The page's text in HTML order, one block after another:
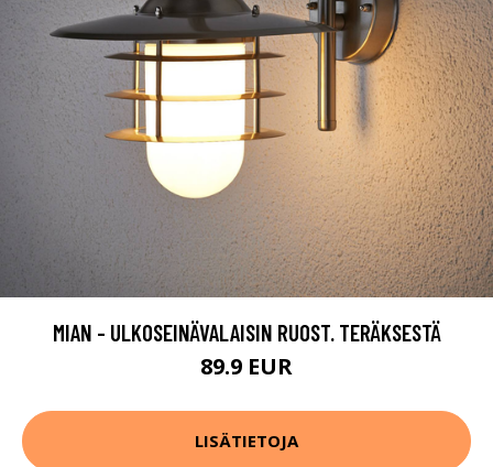
MIAN - ULKOSEINÄVALAISIN RUOST. TERÄKSESTÄ
89.9 EUR
LISÄTIETOJA